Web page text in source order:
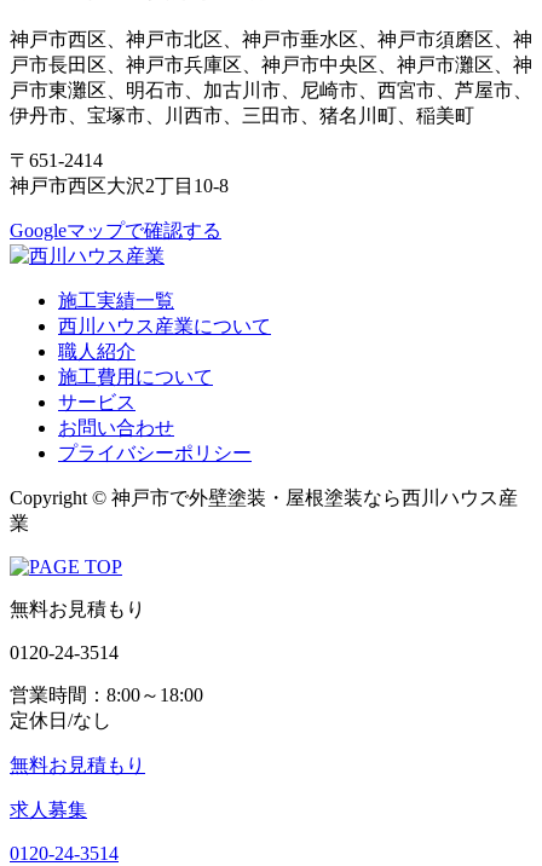
神戸市西区、神戸市北区、神戸市垂水区、神戸市須磨区、神
戸市長田区、神戸市兵庫区、神戸市中央区、神戸市灘区、神
戸市東灘区、明石市、加古川市、尼崎市、西宮市、芦屋市、
伊丹市、宝塚市、川西市、三田市、猪名川町、稲美町
〒651-2414
神戸市西区大沢2丁目10-8
Googleマップで確認する
施工実績一覧
西川ハウス産業について
職人紹介
施工費用について
サービス
お問い合わせ
プライバシーポリシー
Copyright © 神戸市で外壁塗装・屋根塗装なら西川ハウス産
業
無料お見積もり
0120-24-3514
営業時間：8:00～18:00
定休日/なし
無料お見積もり
求人募集
0120-24-3514